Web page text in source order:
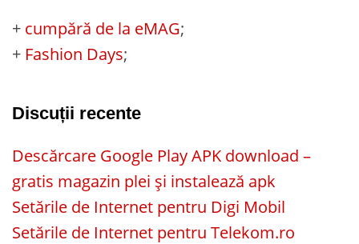
+ cumpără de la eMAG;
+ Fashion Days;
Discuții recente
Descărcare Google Play APK download –
gratis magazin plei și instalează apk
Setările de Internet pentru Digi Mobil
Setările de Internet pentru Telekom.ro